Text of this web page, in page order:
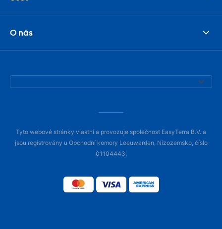
O nás
Tyto webové stránky vlastní a provozuje společnost EasyTerra B.V. a
jsou registrovány u Obchodní komory Leeuwarden, Nizozemsko, číslo
01104443.